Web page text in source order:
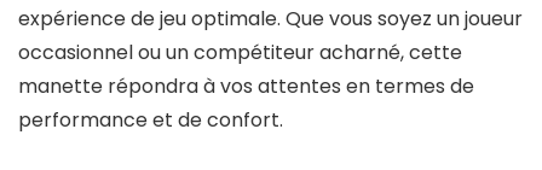
expérience de jeu optimale. Que vous soyez un joueur
occasionnel ou un compétiteur acharné, cette
manette répondra à vos attentes en termes de
performance et de confort.